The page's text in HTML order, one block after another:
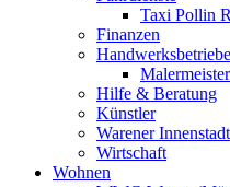
Taxi Pollin
Finanzen
Handwerksbetriebe
Hilfe & Beratung
Künstler
Warener Innenstadt
Wirtschaft
Wohnen